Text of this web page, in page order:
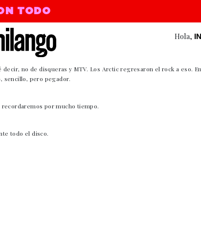
TODO
Hola,
no de disqueras y MTV. Los Arctic regresaron el rock a eso.
sencillo, pero pegador.
recordaremos por mucho tiempo.
todo el disco.